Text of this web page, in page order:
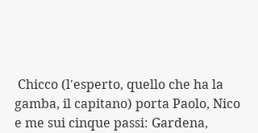
gamba, il capitano) porta Paolo, Nico
e me sui cinque passi: Gardena,